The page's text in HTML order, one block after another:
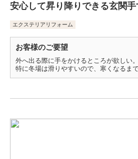
安心して昇り降りできる玄関手
エクステリアリフォーム
お客様のご要望
外へ出る際に手をかけるところが欲しい。
特に冬場は滑りやすいので、寒くなるま